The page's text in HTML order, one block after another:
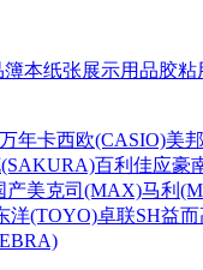
簿本纸张展示用品胶粘
年卡西欧(CASIO)美
百利佳应豪
产美克司(MAX)马利
洋(TOYO)卓联SH益而